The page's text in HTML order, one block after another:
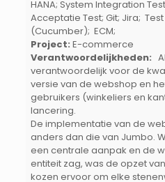
HANA; System Integration
Acceptatie Test; Git; Jira;
(Cucumber); ECM;
Project:E-commerce
Verantwoordelijkheden:
verantwoordelijk voor de
versie van de webshop en
gebruikers (winkeliers en
lancering.
De implementatie van de
anders dan die van Jumbo.
een centrale aanpak en de
entiteit zag, was de opzet
kozen ervoor om elke